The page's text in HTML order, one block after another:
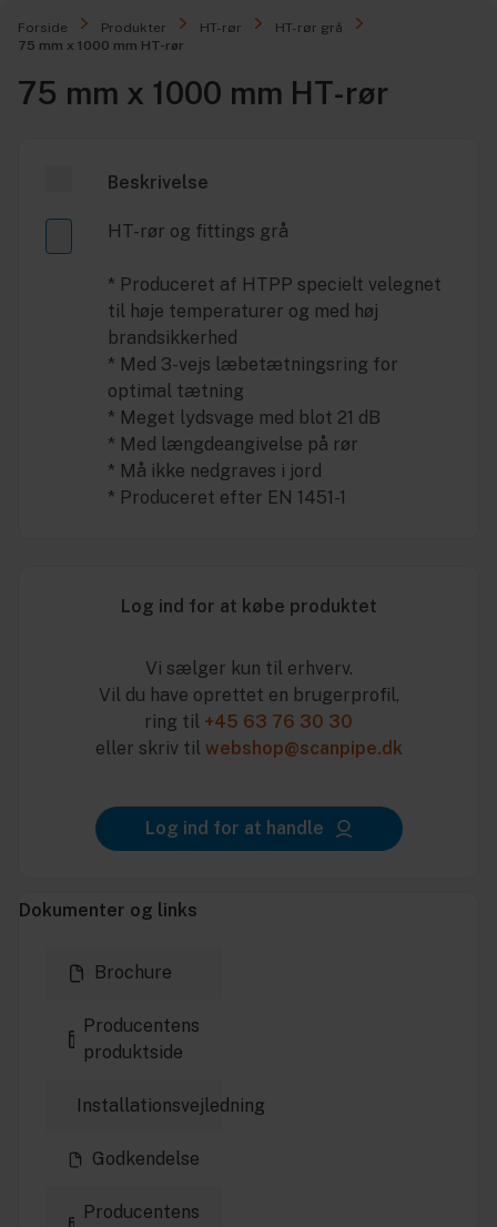
Forside Produkter HT-rør
HT-rør grå
75 mm x 1000 mm HT-rør
75 mm x 1000 mm HT-rør
Beskrivelse
HT-rør og fittings grå
* Produceret af HTPP specielt velegnet
til høje temperaturer og med høj
brandsikkerhed
* Med 3-vejs læbetætningsring for
optimal tætning
* Meget lydsvage med blot 21 dB
* Med længdeangivelse på rør
* Må ikke nedgraves i jord
* Produceret efter EN 1451-1
Log ind for at købe produktet
Vi sælger kun til erhverv.
Vil du have oprettet en brugerprofil,
ring til +45 63 76 30 30
eller skriv til webshop@scanpipe.dk
Log ind for at handle
Dokumenter og links
Brochure
Producentens
produktside
Installationsvejledning
Godkendelse
Producentens